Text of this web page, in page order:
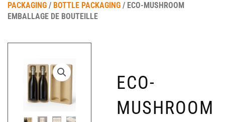
PACKAGING / BOTTLE PACKAGING / ECO-MUSHROOM
EMBALLAGE DE BOUTEILLE
ECO-
MUSHROOM